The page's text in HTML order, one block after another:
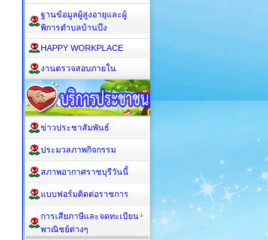
ฐานข้อมูลผู้สูงอายุและผู้
พิการตำบลบ้านบึง
HAPPY WORKPLACE
งานตรวจสอบภายใน
ข่าวประชาสัมพันธ์
ประมวลภาพกิจกรรม
สภาพอากาศราชบุรีวันนี้
แบบฟอร์มติดต่อราชการ
การเสียภาษีและจดทะเบียน
พาณิชย์ต่างๆ